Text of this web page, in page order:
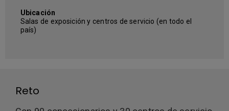
Ubicación
Salas de exposición y centros de servicio (en todo el
país)
Reto